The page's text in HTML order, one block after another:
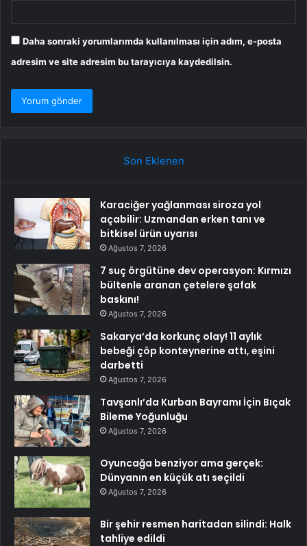
Daha sonraki yorumlarımda kullanılması için adım, e-posta
adresim ve site adresim bu tarayıcıya kaydedilsin.
Son Eklenen
Karaciğer yağlanması siroza yol
açabilir: Uzmandan erken tanı ve
bitkisel ürün uyarısı
Ağustos 7, 2026
7 suç örgütüne dev operasyon: Kırmızı
bültenle aranan çetelere şafak
baskını!
Ağustos 7, 2026
Sakarya’da korkunç olay! 11 aylık
bebeği çöp konteynerine attı, eşini
darbetti
Ağustos 7, 2026
Tavşanlı’da Kurban Bayramı İçin Bıçak
Bileme Yoğunluğu
Ağustos 7, 2026
Oyuncağa benziyor ama gerçek:
Dünyanın en küçük atı seçildi
Ağustos 7, 2026
Bir şehir resmen haritadan silindi: Halk
tahliye edildi